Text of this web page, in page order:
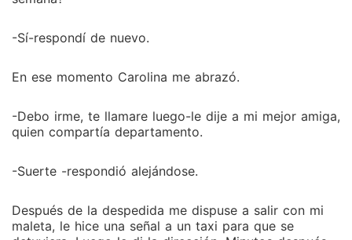
-Sí-respondí de nuevo.
En ese momento Carolina me abrazó.
-Debo irme, te llamare luego-le dije a mi mejor amiga,
quien compartía departamento.
-Suerte -respondió alejándose.
Después de la despedida me dispuse a salir con mi
maleta, le hice una señal a un taxi para que se